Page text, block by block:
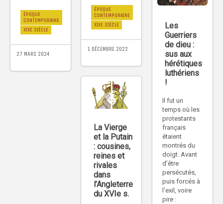
ÉPOQUE
CONTEMPORAINE
XIXE SIÈCLE
27 MARS 2024
ÉPOQUE
CONTEMPORAINE
XIXE SIÈCLE
1 DÉCEMBRE 2022
Les
Guerriers
de dieu :
sus aux
hérétiques
luthériens
!
Il fut un
temps où les
protestants
français
étaient
montrés du
doigt. Avant
d’être
persécutés,
puis forcés à
l’exil, voire
pire :
La Vierge
et la Putain
: cousines,
reines et
rivales
dans
l’Angleterre
du XVIe s.